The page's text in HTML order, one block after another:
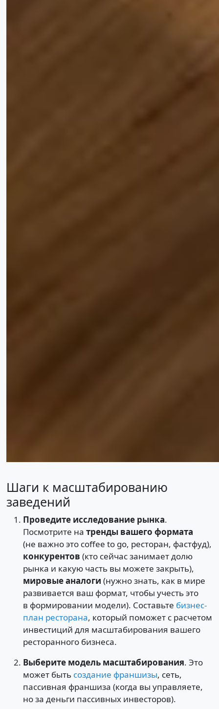
Шаги к масштабированию
заведений
Проведите исследование рынка.
Посмотрите на тренды вашего формата
(не важно это coffee to go, ресторан, фастфуд),
конкурентов (кто сейчас занимает долю
рынка и какую часть вы можете закрыть),
мировые аналоги (нужно знать, как в мире
развивается ваш формат, чтобы учесть это
в формировании модели). Составьте бизнес-
план ресторана, который поможет с расчетом
инвестиций для масштабирования вашего
ресторанного бизнеса.
Выберите модель масштабирования. Это
может быть создание франшизы, сеть,
пассивная франшиза (когда вы управляете,
но за деньги пассивных инвесторов).